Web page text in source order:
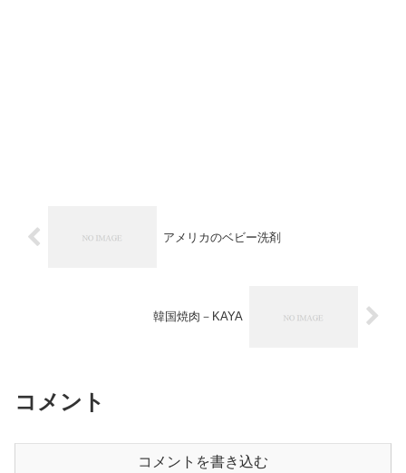
アメリカのベビー洗剤
韓国焼肉－KAYA
コメント
コメントを書き込む